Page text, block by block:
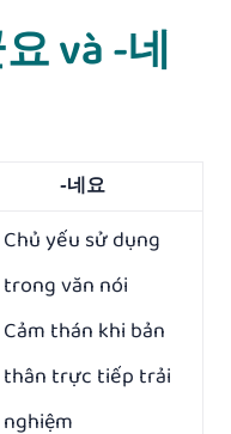
và -네
-네요
Chủ yếu sử dụng
trong văn nói
Cảm thán khi bản
thân trực tiếp trải
nghiệm